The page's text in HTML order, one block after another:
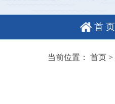
首 页
当前位置： 首页>